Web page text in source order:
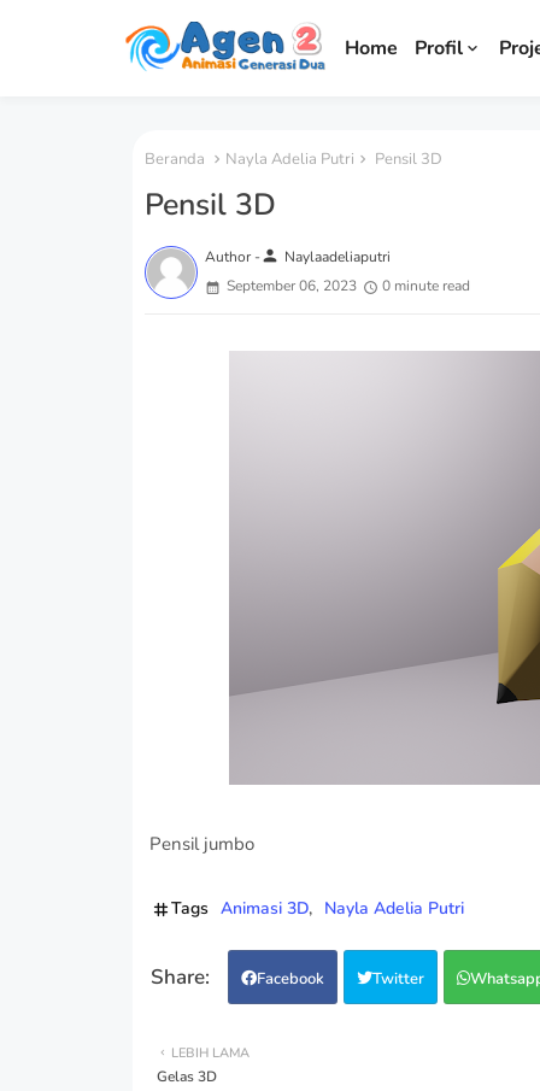
Home Profil
Beranda Nayla Adelia Putri Pensil 3D
Pensil 3D
Author -person Naylaadeliaputri
September 06, 2023
0 minute read
Pensil jumbo
Tags Animasi 3D Nayla Adelia Putri
Facebook Twitter
LEBIH LAMA
Gelas 3D